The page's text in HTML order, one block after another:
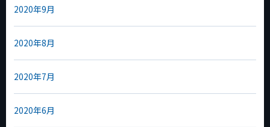
2020年9月
2020年8月
2020年7月
2020年6月